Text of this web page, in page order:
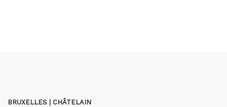
BRUXELLES | CHÂTELAIN